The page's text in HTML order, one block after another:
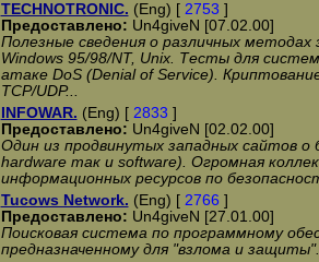
TECHNOTRONIC. (Eng) [ 2753 ]
Предоставлено: Un4giveN [07.02.00]
Полезные сведения о различных
Windows 95/98/NT, Unix. Тесты для
атаке DoS (Denial of Service).
TCP/UDP...
INFOWAR. (Eng) [ 2833 ]
Предоставлено: Un4giveN [02.02.00]
Один из продвинутых западных сайтов о
hardware так и software). Огромная
информационных ресурсов по
Tucows Network. (Eng) [ 2766 ]
Предоставлено: Un4giveN [27.01.00]
Поисковая система по программному
предназначенному для "взлома и защиты".